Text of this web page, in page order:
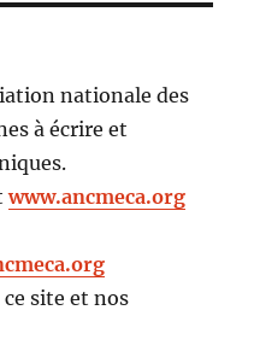
nationale des
à écrire et
www.ancmeca.org
site et nos